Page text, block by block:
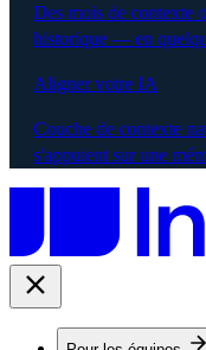
Des mois de contexte
historique — en
Aligner votre IA
Couche de contexte
s'appuient sur une